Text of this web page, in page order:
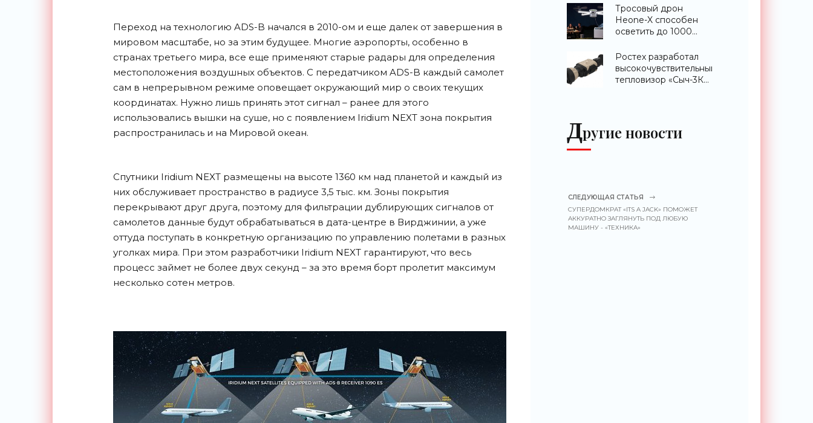
Переход на технологию ADS-B начался в 2010-ом и еще далек от завершения в
мировом масштабе, но за этим будущее. Многие аэропорты, особенно в
странах третьего мира, все еще применяют старые радары для определения
местоположения воздушных объектов. С передатчиком ADS-B каждый самолет
сам в непрерывном режиме оповещает окружающий мир о своих текущих
координатах. Нужно лишь принять этот сигнал – ранее для этого
использовались вышки на суше, но с появлением Iridium NEXT зона покрытия
распространилась и на Мировой океан.
Спутники Iridium NEXT размещены на высоте 1360 км над планетой и каждый из
них обслуживает пространство в радиусе 3,5 тыс. км. Зоны покрытия
перекрывают друг друга, поэтому для фильтрации дублирующих сигналов от
самолетов данные будут обрабатываться в дата-центре в Вирджинии, а уже
оттуда поступать в конкретную организацию по управлению полетами в разных
уголках мира. При этом разработчики Iridium NEXT гарантируют, что весь
процесс займет не более двух секунд – за это время борт пролетит максимум
несколько сотен метров.
ноги после
тренировки -
«Гаджеты»
Тросовый дрон
Heone-X способен
осветить до 1000
земли -
«Беспилотники»
Ростех разработал
высокочувствительный
тепловизор «Сыч-3К»
Другие новости
СЛЕДУЮЩАЯ СТАТЬЯ
СУПЕРДОМКРАТ «ITS A JACK» ПОМОЖЕТ
АККУРАТНО ЗАГЛЯНУТЬ ПОД ЛЮБУЮ
МАШИНУ - «ТЕХНИКА»